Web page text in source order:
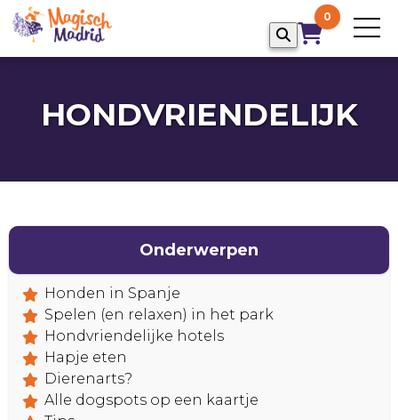
0
HOME
HONDVRIENDELIJK
Onderwerpen
Honden in Spanje
Spelen (en relaxen) in het park
Hondvriendelijke hotels
Hapje eten
Dierenarts?
Alle dogspots op een kaartje